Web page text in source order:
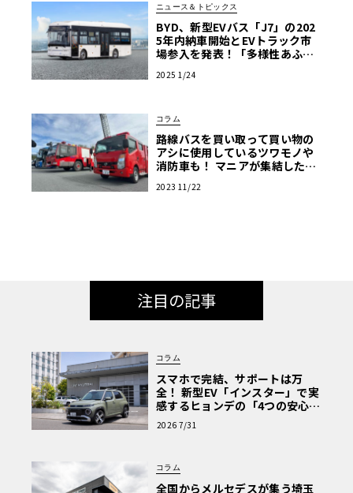
ニュース＆トピックス
BYD、新型EVバス「J7」の202
5年内納車開始とEVトラック市
場参入を発表！「多様性あふれ
2025 1/24
コラム
路線バスを買い取って買い物の
アシに使用しているツワモノや
消防車も！ マニアが集結した商
2023 11/22
注目の記事
コラム
スマホで完結、サポートは万
全！ 新型EV「インスター」で実
感するヒョンデの「4つの安心」
【第1回・ヒョンデ6つの疑問：
Why? Hyundai?】〈PR〉
2026 7/31
コラム
全国からメルセデスが集う埼玉